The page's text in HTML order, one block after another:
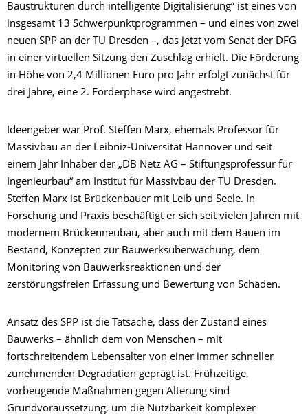
Baustrukturen durch intelligente Digitalisierung“ ist eines von
insgesamt 13 Schwerpunktprogrammen – und eines von zwei
neuen SPP an der TU Dresden –, das jetzt vom Senat der DFG
in einer virtuellen Sitzung den Zuschlag erhielt. Die Förderung
in Höhe von 2,4 Millionen Euro pro Jahr erfolgt zunächst für
drei Jahre, eine 2. Förderphase wird angestrebt.
Ideengeber war Prof. Steffen Marx, ehemals Professor für
Massivbau an der Leibniz-Universität Hannover und seit
einem Jahr Inhaber der „DB Netz AG – Stiftungsprofessur für
Ingenieurbau“ am Institut für Massivbau der TU Dresden.
Steffen Marx ist Brückenbauer mit Leib und Seele. In
Forschung und Praxis beschäftigt er sich seit vielen Jahren mit
modernem Brückenneubau, aber auch mit dem Bauen im
Bestand, Konzepten zur Bauwerksüberwachung, dem
Monitoring von Bauwerksreaktionen und der
zerstörungsfreien Erfassung und Bewertung von Schäden.
Ansatz des SPP ist die Tatsache, dass der Zustand eines
Bauwerks – ähnlich dem von Menschen – mit
fortschreitendem Lebensalter von einer immer schneller
zunehmenden Degradation geprägt ist. Frühzeitige,
vorbeugende Maßnahmen gegen Alterung sind
Grundvoraussetzung, um die Nutzbarkeit komplexer